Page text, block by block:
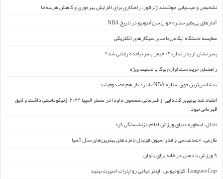
تشخیص و عیب‌یابی هوشمند ژنراتور: راهکاری برای افزایش بهره‌وری و کاهش هزینه‌ها
آمارهای بی‌نظیر ستاره جوان سن‌آنتونیو در تاریخ NBA
مقایسه دستگاه ایکاس با سایر سیگارهای الکتریکی
پسر نشان از پدر ندارد؟/ جیمز ِ پسر نیامده رفتنی شد؟
راهنمای خرید ست لوازم یوگا با تخفیف ویژه
بدشانس‌ترین فوق ستاره NBA/ لنارد باز هم مصدوم شد
انتقاد تند یوتیوبر کانادایی از قهرمانی سمسون داودا در مستر المپیا ۲۰۲۴: ژنیکوماستی داشت و لایق
قهرمانی نبود
نادال، اسطوره دنیای ورزش اعلام بازنشستگی کرد
طارمی، احمدعباسی و فدراسیون فوتبال نامزدهای بهترین‌های سال آسیا
۹ ورزش با دمبل در خانه برای بانوان
Leagues Cup: کولومبوس – اینتر میامی رو اپارات اسپرت ببنید